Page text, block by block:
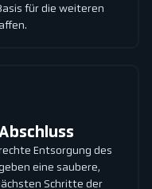
für die weiteren
Entsorgung des
eine saubere,
Schritte der